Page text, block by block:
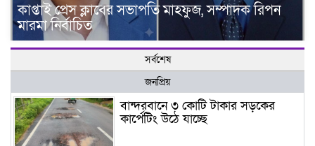
কাপ্তাই প্রেস ক্লাবের সভাপতি মাহফুজ, সম্পাদক রিপন
মারমা নির্বাচিত
সর্বশেষ
জনপ্রিয়
বান্দরবানে ৩ কোটি টাকার সড়কের
কার্পেটিং উঠে যাচ্ছে